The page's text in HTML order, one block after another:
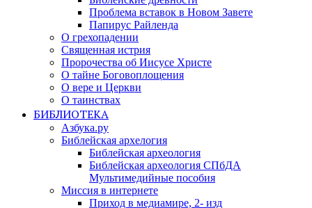
Проблема вставок в Новом Завете
Папирус Райленда
О грехопадении
Священная истрия
Пророчества об Иисусе Христе
О тайне Боговоплощения
О вере и Церкви
О таинствах
БИБЛИОТЕКА
Азбука.ру
Библейская архелогия
Библейская археология
Библейская археология СПбДА
Мультимедийные пособия
Миссия в интернете
Приход в медиамире, 2- изд